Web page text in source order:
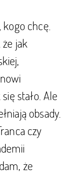
kogo chcę.
jak
stało. Ale
obsady.
czy
że